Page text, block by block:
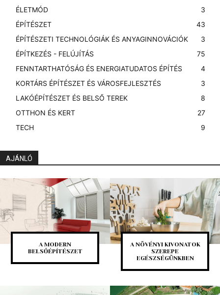
ÉLETMÓD
3
ÉPÍTÉSZET
43
ÉPÍTÉSZETI TECHNOLÓGIÁK ÉS ANYAGINNOVÁCIÓK
3
ÉPÍTKEZÉS - FELÚJÍTÁS
75
FENNTARTHATÓSÁG ÉS ENERGIATUDATOS ÉPÍTÉS
4
KORTÁRS ÉPÍTÉSZET ÉS VÁROSFEJLESZTÉS
3
LAKÓÉPÍTÉSZET ÉS BELSŐ TEREK
8
OTTHON ÉS KERT
27
TECH
9
AJÁNLÓ
A MODERN
BELSŐÉPÍTÉSZET
A NÖVÉNYI KIVONATOK
SZEREPE
EGÉSZSÉGÜNKBEN